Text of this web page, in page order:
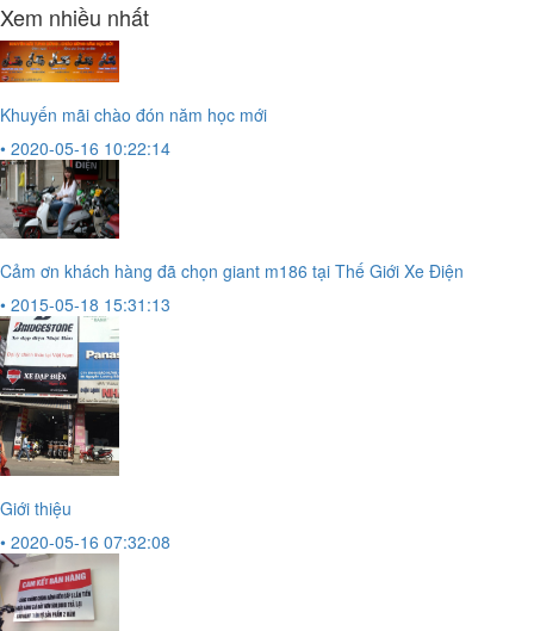
Xem nhiều nhất
Khuyến mãi chào đón năm học mới
• 2020-05-16 10:22:14
Cảm ơn khách hàng đã chọn giant m186 tại Thế Giới Xe Điện
• 2015-05-18 15:31:13
Giới thiệu
• 2020-05-16 07:32:08